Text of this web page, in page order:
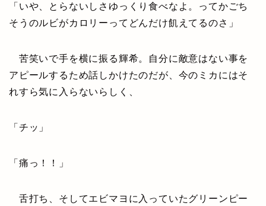
「いや、とらないしさゆっくり食べなよ。ってかごち
そうのルビがカロリーってどんだけ飢えてるのさ」
苦笑いで手を横に振る輝希。自分に敵意はない事を
アピールするため話しかけたのだが、今のミカにはそ
れすら気に入らないらしく、
「チッ」
「痛っ！！」
舌打ち、そしてエビマヨに入っていたグリーンピー